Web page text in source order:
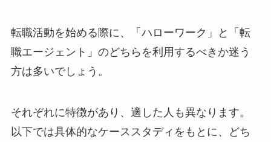
転職活動を始める際に、「ハローワーク」と「転
職エージェント」のどちらを利用するべきか迷う
方は多いでしょう。
それぞれに特徴があり、適した人も異なります。
以下では具体的なケーススタディをもとに、どち